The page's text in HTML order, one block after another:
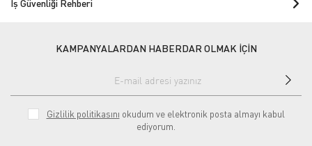
İş Güvenliği Rehberi
KAMPANYALARDAN HABERDAR OLMAK İÇİN
Gizlilik politikasını okudum ve elektronik posta almayı kabul
ediyorum.